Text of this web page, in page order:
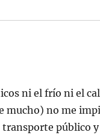
ni el frío ni el
no me
público y